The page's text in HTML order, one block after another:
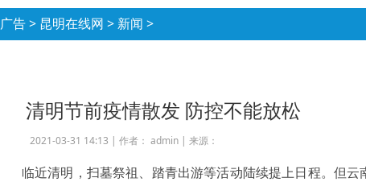
广告> 昆明在线网 > 新闻 >
清明节前疫情散发 防控不能放松
2021-03-31 14:13 | 作者： admin| 来源：
临近清明，扫墓祭祖、踏青出游等活动陆续提上日程。但